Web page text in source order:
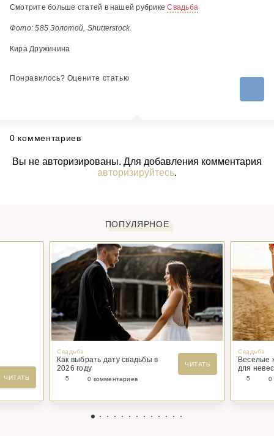
Смотрите больше статей в нашей рубрикеСвадьба
Фото: 585 Золотой, Shutterstock.
Кира Дружинина
Понравилось? Оцените статью
0 комментариев
Вы не авторизированы. Для добавления комментария
авторизируйтесь.
ПОПУЛЯРНОЕ
ЧИТАТЬ
Свадьба
Как выбрать дату свадьбы в
2026 году
ЧИТАТЬ
5 0 комментариев
Свадьба
Веселые
для
5 0